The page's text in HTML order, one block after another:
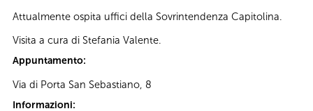
Attualmente ospita uffici della Sovrintendenza Capitolina.
Visita a cura di Stefania Valente.
Appuntamento:
Via di Porta San Sebastiano, 8
Informazioni: